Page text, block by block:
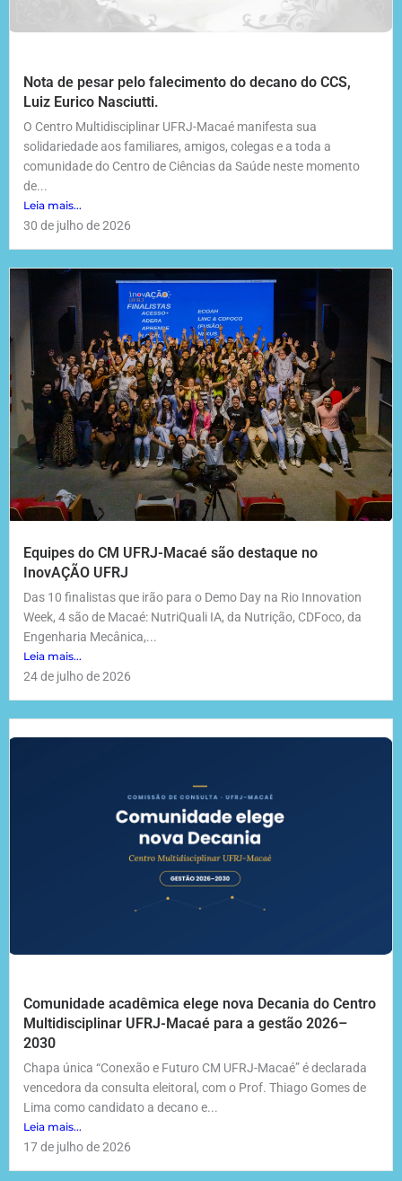
Nota de pesar pelo falecimento do decano do CCS,
Luiz Eurico Nasciutti.
O Centro Multidisciplinar UFRJ-Macaé manifesta sua
solidariedade aos familiares, amigos, colegas e a toda a
comunidade do Centro de Ciências da Saúde neste momento
de...
Leia mais...
30 de julho de 2026
Equipes do CM UFRJ-Macaé são destaque no
InovAÇÃO UFRJ
Das 10 finalistas que irão para o Demo Day na Rio Innovation
Week, 4 são de Macaé: NutriQuali IA, da Nutrição, CDFoco, da
Engenharia Mecânica,...
Leia mais...
24 de julho de 2026
Comunidade acadêmica elege nova Decania do Centro
Multidisciplinar UFRJ-Macaé para a gestão 2026–
2030
Chapa única “Conexão e Futuro CM UFRJ-Macaé” é declarada
vencedora da consulta eleitoral, com o Prof. Thiago Gomes de
Lima como candidato a decano e...
Leia mais...
17 de julho de 2026